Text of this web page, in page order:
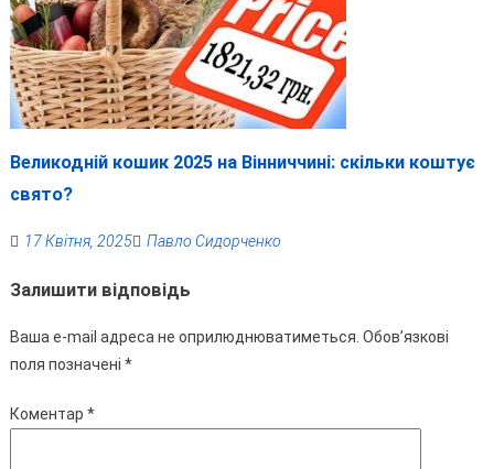
Великодній кошик 2025 на Вінниччині: скільки коштує
свято?
17 Квітня, 2025 Павло Сидорченко
Залишити відповідь
Ваша e-mail адреса не оприлюднюватиметься. Обов’язкові
поля позначені *
Коментар *